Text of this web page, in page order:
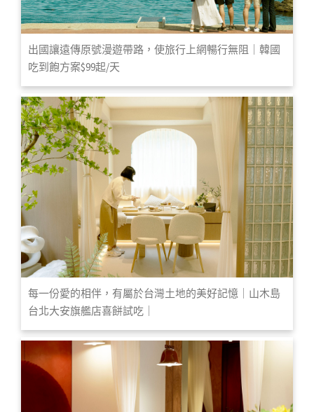
出國讓遠傳原號漫遊帶路，使旅行上網暢行無阻｜韓國
吃到飽方案$99起/天
每一份愛的相伴，有屬於台灣土地的美好記憶｜山木島
台北大安旗艦店喜餅試吃｜